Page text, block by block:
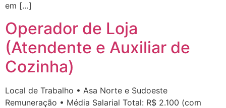
em […]
Operador de Loja
(Atendente e Auxiliar de
Cozinha)
Local de Trabalho • Asa Norte e Sudoeste
Remuneração • Média Salarial Total: R$ 2.100 (com